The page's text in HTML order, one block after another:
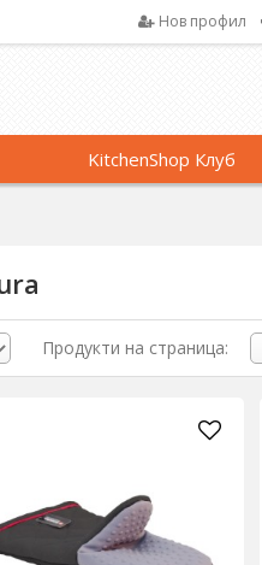
Нов профил
KitchenShop Клуб
Продукти на страница: